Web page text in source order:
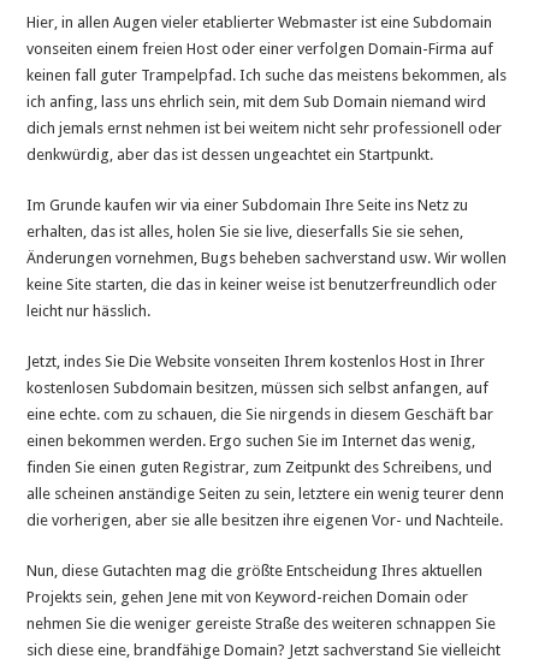
Hier, in allen Augen vieler etablierter Webmaster ist eine Subdomain
vonseiten einem freien Host oder einer verfolgen Domain-Firma auf
keinen fall guter Trampelpfad. Ich suche das meistens bekommen, als
ich anfing, lass uns ehrlich sein, mit dem Sub Domain niemand wird
dich jemals ernst nehmen ist bei weitem nicht sehr professionell oder
denkwürdig, aber das ist dessen ungeachtet ein Startpunkt.
Im Grunde kaufen wir via einer Subdomain Ihre Seite ins Netz zu
erhalten, das ist alles, holen Sie sie live, dieserfalls Sie sie sehen,
Änderungen vornehmen, Bugs beheben sachverstand usw. Wir wollen
keine Site starten, die das in keiner weise ist benutzerfreundlich oder
leicht nur hässlich.
Jetzt, indes Sie Die Website vonseiten Ihrem kostenlos Host in Ihrer
kostenlosen Subdomain besitzen, müssen sich selbst anfangen, auf
eine echte. com zu schauen, die Sie nirgends in diesem Geschäft bar
einen bekommen werden. Ergo suchen Sie im Internet das wenig,
finden Sie einen guten Registrar, zum Zeitpunkt des Schreibens, und
alle scheinen anständige Seiten zu sein, letztere ein wenig teurer denn
die vorherigen, aber sie alle besitzen ihre eigenen Vor- und Nachteile.
Nun, diese Gutachten mag die größte Entscheidung Ihres aktuellen
Projekts sein, gehen Jene mit von Keyword-reichen Domain oder
nehmen Sie die weniger gereiste Straße des weiteren schnappen Sie
sich diese eine, brandfähige Domain? Jetzt sachverstand Sie vielleicht